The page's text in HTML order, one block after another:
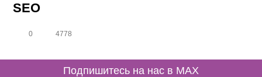
SEO
0 4778
Подпишитесь на нас в MAX